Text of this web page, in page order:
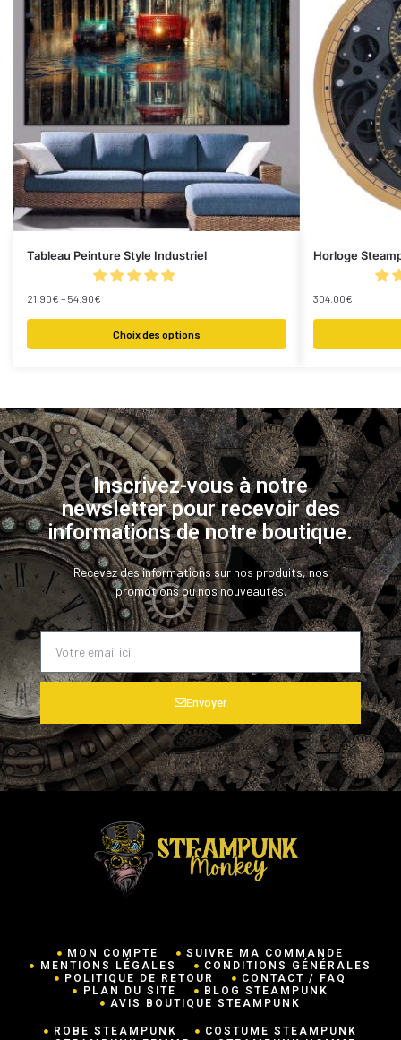
Tableau Peinture Style Industriel
21.90€ – 54.90€
Choix des options
Horloge
304.00€
Inscrivez-vous à notre
newsletter pour recevoir des
informations de notre boutique.
Recevez des informations sur nos produits, nos
promotions ou nos nouveautés.
Envoyer
MON COMPTE SUIVRE MA COMMANDE
MENTIONS LÉGALES CONDITIONS GÉNÉRALES
POLITIQUE DE RETOUR CONTACT / FAQ
PLAN DU SITE BLOG STEAMPUNK
AVIS BOUTIQUE STEAMPUNK
ROBE STEAMPUNK
COSTUME STEAMPUNK